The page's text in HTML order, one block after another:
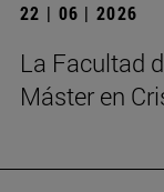
22 | 06 | 2026
La Facultad
Máster en